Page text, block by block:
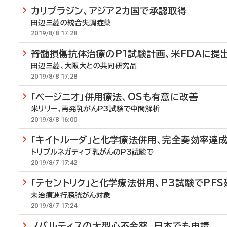
カリプラジン、アジア2カ国で承認取得
田辺三菱の統合失調症薬
2019/8/8 17:28
脊髄損傷抗体治療のP1試験計画、米FDAに提
田辺三菱、大阪大との共同研究品
2019/8/8 17:28
「ベージニオ」併用療法、OSも有意に改善
米リリー、再発乳がんP3試験で中間解析
2019/8/8 16:00
「キイトルーダ」と化学療法併用、完全奏効率達成
トリプルネガティブ乳がんのP3試験で
2019/8/7 17:42
「テセントリク」と化学療法併用、P3試験でPFS
未治療進行膀胱がん対象
2019/8/7 17:24